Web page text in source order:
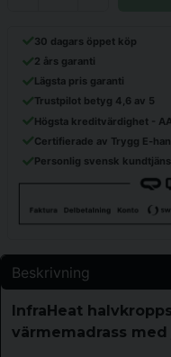
30 dagars öppet köp
2 års garanti
Lägsta pris garanti
Trustpilot betyg 4,6 av 5
Högsta kreditvärdighet -
Certifierade av Trygg E-
Personlig svensk
Beskrivning
InfraHeat
värmemadrass